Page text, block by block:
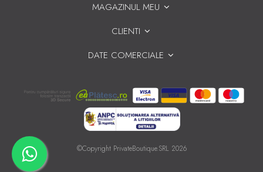
MAGAZINUL MEU
CLIENTI
DATE COMERCIALE
©Copyright PrivateBoutique.SRL 2026